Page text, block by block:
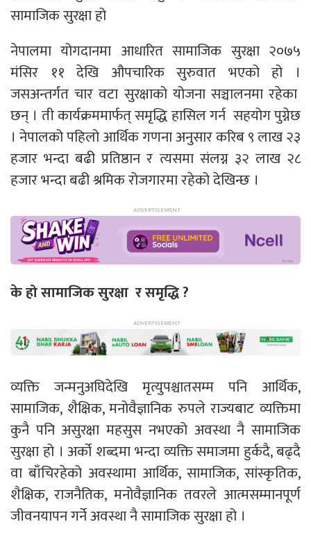
सामाजिक सुरक्षा हो
नेपालमा योगदानमा आधारित सामाजिक सुरक्षा २०७५
मंसिर ११ देखि औपचारिक सुरुवात भएको हो ।
जसअन्तर्गत चार वटा सुरक्षाको योजना सञ्चालनमा रहेका
छन् । ती कार्यक्रममार्फत् समृद्धि हासिल गर्न सहयोग पुग्नेछ
। नेपालको पहिलो आर्थिक गणना अनुसार करिब ९ लाख २३
हजार भन्दा बढी प्रतिष्ठान र त्यसमा संलग्न ३२ लाख २८
हजार भन्दा बढी श्रमिक रोजगारमा रहेको देखिन्छ ।
के हो सामाजिक सुरक्षा र समृद्धि ?
व्यक्ति जन्मनुअघिदेखि मृत्युपश्चातसम्म पनि आर्थिक,
सामाजिक, शैक्षिक, मनोवैज्ञानिक रुपले राज्यबाट व्यक्तिमा
कुनै पनि असुरक्षा महसुस नभएको अवस्था नै सामाजिक
सुरक्षा हो । अर्को शब्दमा भन्दा व्यक्ति समाजमा हुर्कदै, बढ्दै
वा बाँचिरहेको अवस्थामा आर्थिक, सामाजिक, सांस्कृतिक,
शैक्षिक, राजनैतिक, मनोवैज्ञानिक तवरले आत्मसम्मानपूर्ण
जीवनयापन गर्ने अवस्था नै सामाजिक सुरक्षा हो ।